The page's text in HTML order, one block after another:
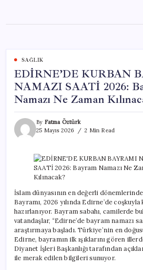
content
SAĞLIK
EDİRNE’DE KURBAN
NAMAZI SAATİ 2026:
Namazı Ne Zaman
By Fatma Öztürk
25 Mayıs 2026
2 Min Read
İslam dünyasının en değerli
Bayramı, 2026 yılında Edirne’de coşkuyla
hazırlanıyor. Bayram sabahı, camilerde
vatandaşlar, “Edirne’de bayram namazı
araştırmaya başladı. Türkiye’nin en
Edirne, bayramın ilk ışıklarını gören
Diyanet İşleri Başkanlığı tarafından
ile merak edilen bilgileri sunuyor.